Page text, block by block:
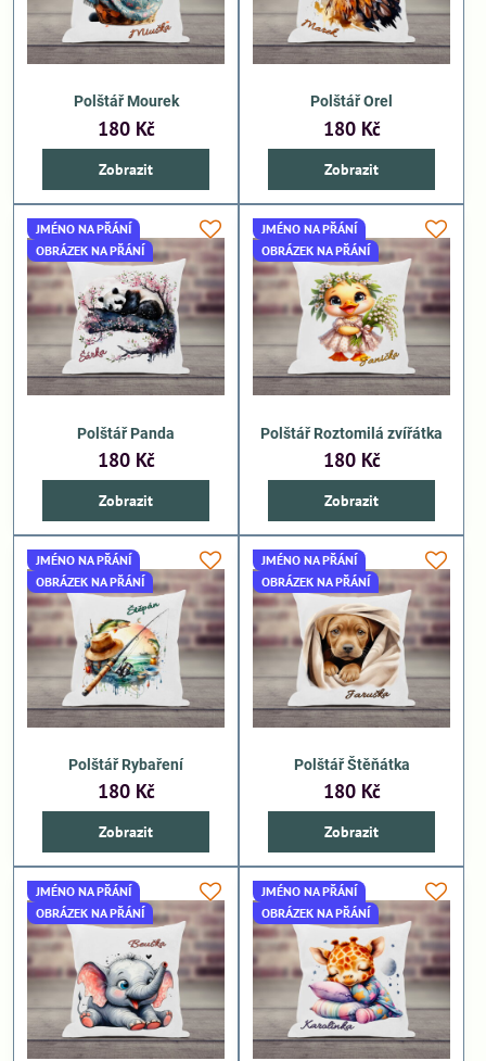
Polštář Mourek
180 Kč
Zobrazit
Polštář Orel
180 Kč
Zobrazit
JMÉNO NA PŘÁNÍ
OBRÁZEK NA PŘÁNÍ
Polštář Panda
180 Kč
Zobrazit
JMÉNO NA PŘÁNÍ
OBRÁZEK NA PŘÁNÍ
Polštář Roztomilá zvířátka
180 Kč
Zobrazit
JMÉNO NA PŘÁNÍ
OBRÁZEK NA PŘÁNÍ
Polštář Rybaření
180 Kč
Zobrazit
JMÉNO NA PŘÁNÍ
OBRÁZEK NA PŘÁNÍ
Polštář Štěňátka
180 Kč
Zobrazit
JMÉNO NA PŘÁNÍ
OBRÁZEK NA PŘÁNÍ
JMÉNO NA PŘÁNÍ
OBRÁZEK NA PŘÁNÍ